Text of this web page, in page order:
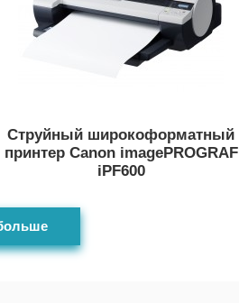
Струйный широкоформатный
принтер Canon imagePROGRAF
iPF600